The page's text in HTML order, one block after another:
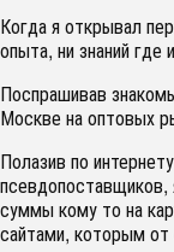
Когда я открывал
опыта, ни знаний где
Поспрашивав
Москве на оптовых
Полазив по
псевдопоставщиков,
суммы кому то на
сайтами, которым